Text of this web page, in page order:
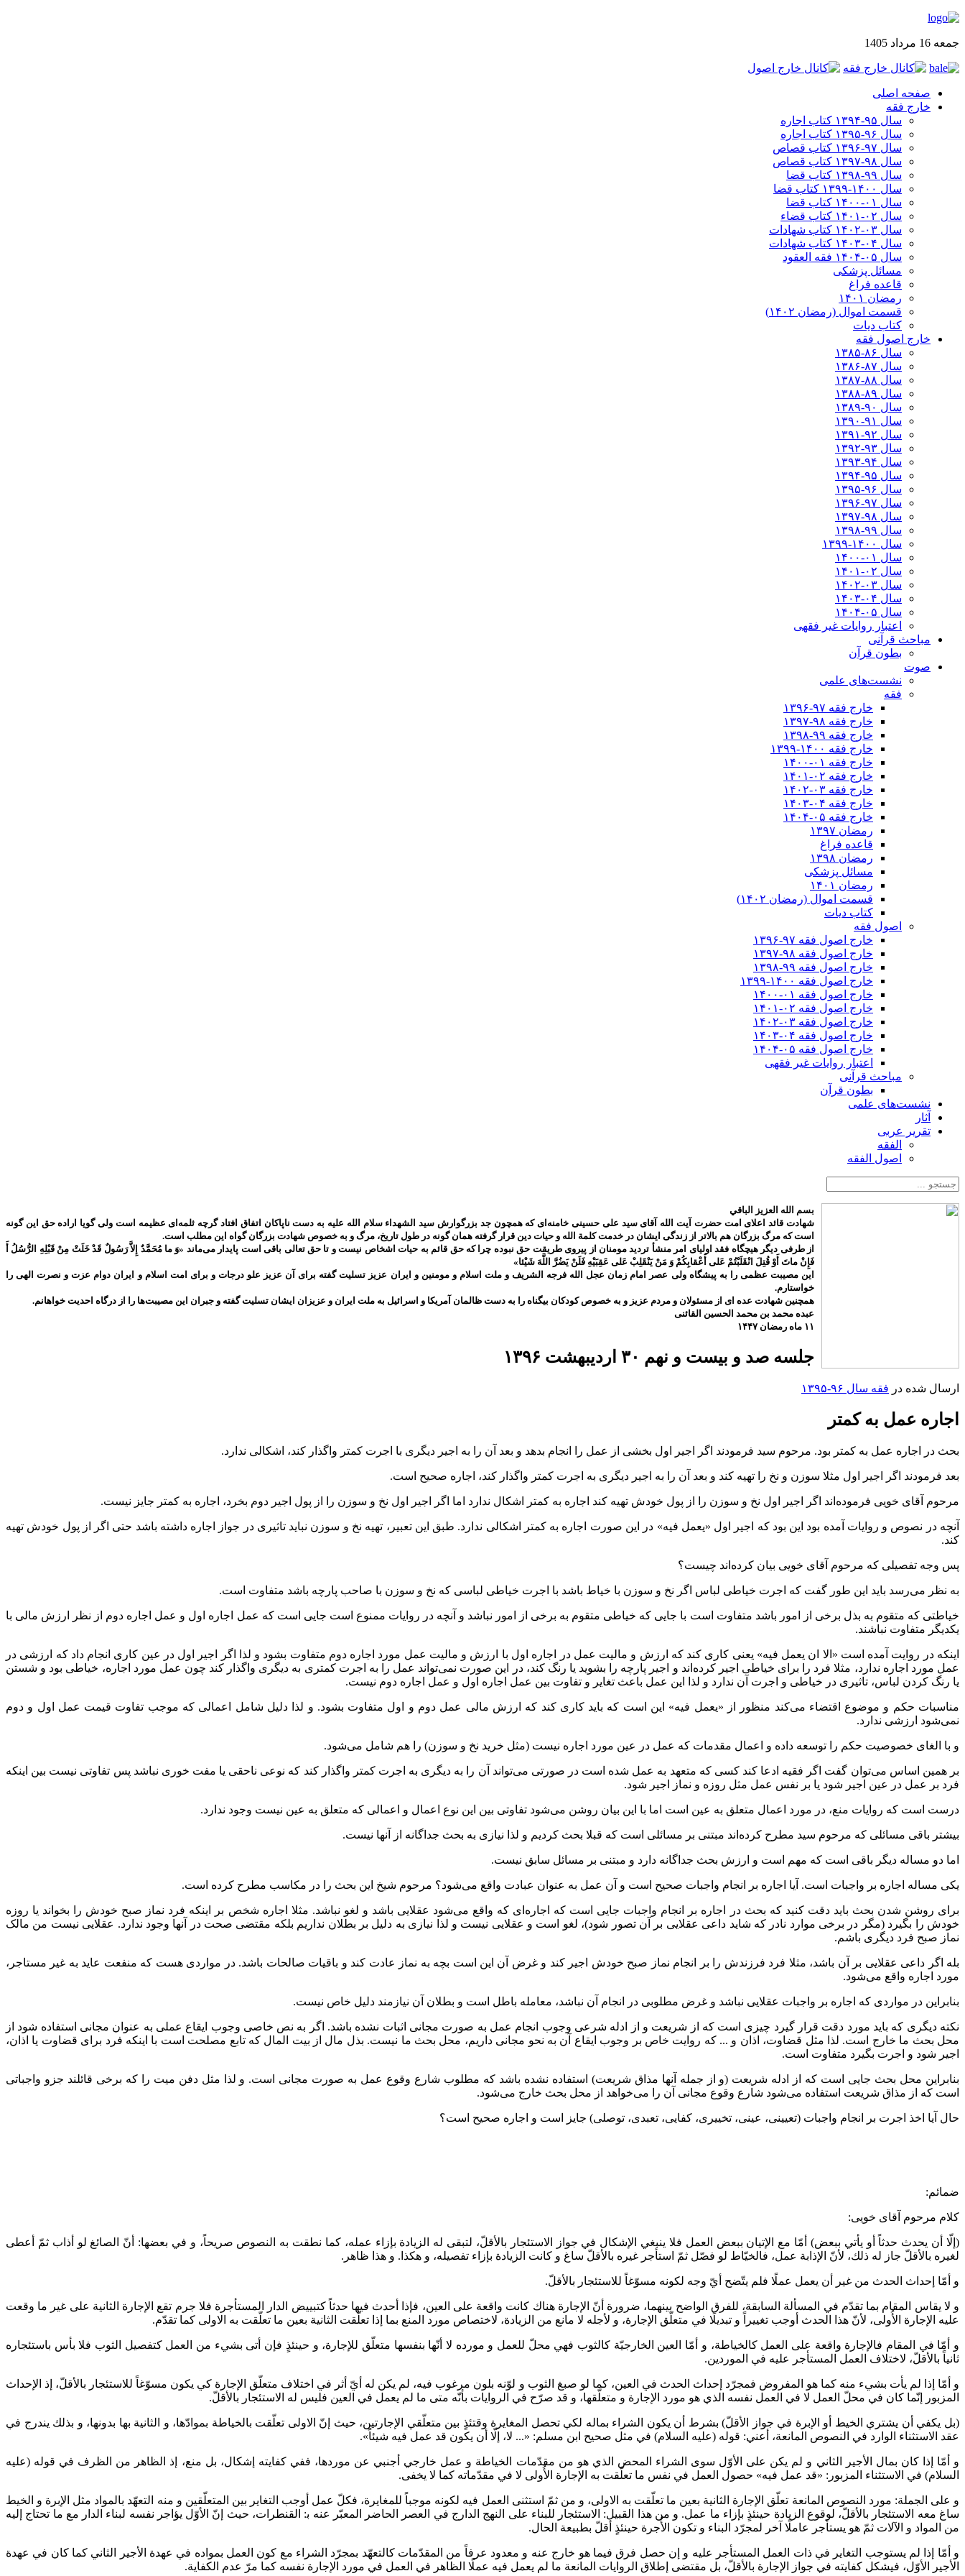
جمعه 16 مرداد 1405
صفحه اصلی
خارج فقه
سال ۹۵-۱۳۹۴ کتاب اجاره
سال ۹۶-۱۳۹۵ کتاب اجاره
سال ۹۷-۱۳۹۶ کتاب قصاص
سال ۹۸-۱۳۹۷ کتاب قصاص
سال ۹۹-۱۳۹۸‍ کتاب قضا
سال ۱۴۰۰-۱۳۹۹ کتاب قضا
سال ۰۱-۱۴۰۰ کتاب قضا
سال ۰۲-۱۴۰۱ کتاب قضاء
سال ۰۳-۱۴۰۲ کتاب شهادات
سال ۰۴-۱۴۰۳ کتاب شهادات
سال ۰۵-۱۴۰۴ فقه العقود
مسائل پزشکی
قاعده فراغ
رمضان ۱۴۰۱
قسمت اموال (رمضان ۱۴۰۲)
کتاب دیات
خارج اصول فقه
سال ۸۶-۱۳۸۵
سال ۸۷-۱۳۸۶
سال ۸۸-۱۳۸۷
سال ۸۹-۱۳۸۸
سال ۹۰-۱۳۸۹
سال ۹۱-۱۳۹۰
سال ۹۲-۱۳۹۱
سال ۹۳-۱۳۹۲
سال ۹۴-۱۳۹۳
سال ۹۵-۱۳۹۴
سال ۹۶-۱۳۹۵
سال ۹۷-۱۳۹۶
سال ۹۸-۱۳۹۷
سال ۹۹-۱۳۹۸‍
سال ۱۴۰۰-۱۳۹۹
سال ۰۱-۱۴۰۰
سال ۰۲-۱۴۰۱
سال ۰۳-۱۴۰۲
سال ۰۴-۱۴۰۳
سال ۰۵-۱۴۰۴
اعتبار روایات غیر فقهی
مباحث قرآنی
بطون قرآن
صوت
نشست‌های علمی
فقه
خارج فقه ۹۷-۱۳۹۶
خارج فقه ۹۸-۱۳۹۷
خارج فقه ۹۹-۱۳۹۸
خارج فقه ۱۴۰۰-۱۳۹۹
خارج فقه ۰۱-۱۴۰۰
خارج فقه ۰۲-۱۴۰۱
خارج فقه ۰۳-۱۴۰۲
خارج فقه ۰۴-۱۴۰۳
خارج فقه ۰۵-۱۴۰۴
رمضان ۱۳۹۷
قاعده فراغ
رمضان ۱۳۹۸
مسائل پزشکی
رمضان ۱۴۰۱
قسمت اموال (رمضان ۱۴۰۲)
کتاب دیات
اصول فقه
خارج اصول فقه ۹۷-۱۳۹۶
خارج اصول فقه ۹۸-۱۳۹۷
خارج اصول فقه ۹۹-۱۳۹۸
خارج اصول فقه ۱۴۰۰-۱۳۹۹
خارج اصول فقه ۰۱-۱۴۰۰
خارج اصول فقه ۰۲-۱۴۰۱
خارج اصول فقه ۰۳-۱۴۰۲
خارج اصول فقه ۰۴-۱۴۰۳
خارج اصول فقه ۰۵-۱۴۰۴
اعتبار روایات غیر فقهی
مباحث قرآنی
بطون قرآن
نشست‌های علمی
آثار
تقریر عربی
الفقه
اصول الفقه
بسم الله العزیز الباقي
شهادت قائد اعلای امت حضرت آیت الله آقای سید علی حسینی خامنه‌ای که همچون جد بزرگوارش سید الشهداء سلام الله علیه به دست ناپاکان اتفاق افتاد گرچه ثلمه‌ای عظیمه است ولی گویا اراده حق این گونه
است که مرگ بزرگان هم بالاتر از زندگی ایشان در خدمت کلمة الله و حیات دین قرار گرفته همان گونه در طول تاریخ، مرگ و به خصوص شهادت بزرگان گواه این مطلب است.
از طرفی دیگر هیچگاه فقد اولیای امر منشأ تردید مومنان از پیروی طریقت حق نبوده چرا که حق قائم به حیات اشخاص نیست و تا حق تعالی باقی است پایدار می‌ماند «وَ ما مُحَمَّدٌ إِلاَّ رَسُولٌ قَدْ خَلَتْ مِنْ قَبْلِهِ الرُّسُلُ أَ
فَإِنْ ماتَ أَوْ قُتِلَ انْقَلَبْتُمْ عَلى‌ أَعْقابِكُمْ وَ مَنْ يَنْقَلِبْ عَلى‌ عَقِبَيْهِ فَلَنْ يَضُرَّ اللَّهَ شَيْئا»
این مصیبت عظمی را به پیشگاه ولی عصر امام زمان عجل الله فرجه الشریف و ملت اسلام و مومنین و ایران عزیز تسلیت گفته برای آن عزیز علو درجات و برای امت اسلام و ایران دوام عزت و نصرت الهی را
خواستارم.
همچنین شهادت عده ای از مسئولان و مردم عزیز و به خصوص کودکان بیگناه را به دست ظالمان آمریکا و اسرائیل به ملت ایران و عزیزان ایشان تسلیت گفته و جبران این مصیبت‌ها را از درگاه احدیت خواهانم.
عبده محمد بن محمد الحسین القائنی
۱۱ ماه رمضان ۱۴۴۷
جلسه صد و بیست و نهم ۳۰ اردیبهشت ۱۳۹۶
ارسال شده در فقه سال ۹۶-۱۳۹۵
اجاره عمل به کمتر
بحث در اجاره عمل به کمتر بود. مرحوم سید فرمودند اگر اجیر اول بخشی از عمل را انجام بدهد و بعد آن را به اجیر دیگری با اجرت کمتر واگذار کند، اشکالی ندارد.
بعد فرمودند اگر اجیر اول مثلا سوزن و نخ را تهیه کند و بعد آن را به اجیر دیگری به اجرت کمتر واگذار کند، اجاره صحیح است.
مرحوم آقای خویی فرموده‌اند اگر اجیر اول نخ و سوزن را از پول خودش تهیه کند اجاره به کمتر اشکال ندارد اما اگر اجیر اول نخ و سوزن را از پول اجیر دوم بخرد، اجاره به کمتر جایز نیست.
آنچه در نصوص و روایات آمده بود این بود که اجیر اول «یعمل فیه» در این صورت اجاره به کمتر اشکالی ندارد. طبق این تعبیر، تهیه نخ و سوزن نباید تاثیری در جواز اجاره داشته باشد حتی اگر از پول خودش تهیه
کند.
پس وجه تفصیلی که مرحوم آقای خویی بیان کرده‌اند چیست؟
به نظر می‌رسد باید این طور گفت که اجرت خیاطی لباس اگر نخ و سوزن با خیاط باشد با اجرت خیاطی لباسی که نخ و سوزن با صاحب پارچه باشد متفاوت است.
خیاطتی که متقوم به بذل برخی از امور باشد متفاوت است با جایی که خیاطی متقوم به برخی از امور نباشد و آنچه در روایات ممنوع است جایی است که عمل اجاره اول و عمل اجاره دوم از نظر ارزش مالی با
یکدیگر متفاوت نباشند.
اینکه در روایت آمده است «الا ان یعمل فیه» یعنی کاری کند که ارزش و مالیت عمل در اجاره اول با ارزش و مالیت عمل مورد اجاره دوم متفاوت بشود و لذا اگر اجیر اول در عین کاری انجام داد که ارزشی در
عمل مورد اجاره ندارد، مثلا فرد را برای خیاطی اجیر کرده‌اند و اجیر پارچه را بشوید یا رنگ کند، در این صورت نمی‌تواند عمل را به اجرت کمتری به دیگری واگذار کند چون عمل مورد اجاره، خیاطی بود و شستن
یا رنگ کردن لباس، تاثیری در خیاطی و اجرت آن ندارد و لذا این عمل باعث تغایر و تفاوت بین عمل اجاره اول و عمل اجاره دوم نیست.
مناسبات حکم و موضوع اقتضاء می‌کند منظور از «یعمل فیه» این است که باید کاری کند که ارزش مالی عمل دوم و اول متفاوت بشود. و لذا دلیل شامل اعمالی که موجب تفاوت قیمت عمل اول و دوم
نمی‌شود ارزشی ندارد.
و با الغای خصوصیت حکم را توسعه داده و اعمال مقدمات که عمل در عین مورد اجاره نیست (مثل خرید نخ و سوزن) را هم شامل می‌شود.
بر همین اساس می‌توان گفت اگر فقیه ادعا کند کسی که متعهد به عمل شده است در صورتی می‌تواند آن را به دیگری به اجرت کمتر واگذار کند که نوعی ناحقی یا مفت خوری نباشد پس تفاوتی نیست بین اینکه
فرد بر عمل در عین اجیر شود یا بر نفس عمل مثل روزه و نماز اجیر شود.
درست است که روایات منع، در مورد اعمال متعلق به عین است اما با این بیان روشن می‌شود تفاوتی بین این نوع اعمال و اعمالی که متعلق به عین نیست وجود ندارد.
بیشتر باقی مسائلی که مرحوم سید مطرح کرده‌اند مبتنی بر مسائلی است که قبلا بحث کردیم و لذا نیازی به بحث جداگانه از آنها نیست.
اما دو مساله دیگر باقی است که مهم است و ارزش بحث جداگانه دارد و مبتنی بر مسائل سابق نیست.
یکی مساله اجاره بر واجبات است. آیا اجاره بر انجام واجبات صحیح است و آن عمل به عنوان عبادت واقع می‌شود؟ مرحوم شیخ این بحث را در مکاسب مطرح کرده است.
برای روشن شدن بحث باید دقت کنید که بحث در اجاره بر انجام واجبات جایی است که اجاره‌ای که واقع می‌شود عقلایی باشد و لغو نباشد. مثلا اجاره شخص بر اینکه فرد نماز صبح خودش را بخواند یا روزه
خودش را بگیرد (مگر در برخی موارد نادر که شاید داعی عقلایی بر آن تصور شود)، لغو است و عقلایی نیست و لذا نیازی به دلیل بر بطلان نداریم بلکه مقتضی صحت در آنها وجود ندارد. عقلایی نیست من مالک
نماز صبح فرد دیگری باشم.
بله اگر داعی عقلایی بر آن باشد، مثلا فرد فرزندش را بر انجام نماز صبح خودش اجیر کند و غرض آن این است بچه به نماز عادت کند و باقیات صالحات باشد. در مواردی هست که منفعت عاید به غیر مستاجر،
مورد اجاره واقع می‌شود.
بنابراین در مواردی که اجاره بر واجبات عقلایی نباشد و غرض مطلوبی در انجام آن نباشد، معامله باطل است و بطلان آن نیازمند دلیل خاص نیست.
نکته دیگری که باید مورد دقت قرار گیرد چیزی است که از شریعت و از ادله شرعی وجوب انجام عمل به صورت مجانی اثبات نشده باشد. اگر به نص خاصی وجوب ایقاع عملی به عنوان مجانی استفاده شود از
محل بحث ما خارج است. لذا مثل قضاوت، اذان و ... که روایت خاص بر وجوب ایقاع آن به نحو مجانی داریم، محل بحث ما نیست. بذل مال از بیت المال که تابع مصلحت است با اینکه فرد برای قضاوت یا اذان،
اجیر شود و اجرت بگیرد متفاوت است.
بنابراین محل بحث جایی است که از ادله شریعت (و از جمله آنها مذاق شریعت) استفاده نشده باشد که مطلوب شارع وقوع عمل به صورت مجانی است. و لذا مثل دفن میت را که برخی قائلند جزو واجباتی
است که از مذاق شریعت استفاده می‌شود شارع وقوع مجانی آن را می‌خواهد از محل بحث خارج می‌شود.
حال آیا اخذ اجرت بر انجام واجبات (تعیینی، عینی، تخییری، کفایی، تعبدی، توصلی) جایز است و اجاره صحیح است؟
ضمائم:
کلام مرحوم آقای خویی:
(إلّا أن يحدث حدثاً أو يأتي ببعض) أمّا مع الإتيان ببعض العمل فلا ينبغي الإشكال في جواز الاستئجار بالأقلّ، لتبقى له الزيادة بإزاء عمله، كما نطقت به النصوص صريحاً، و في بعضها: أنّ الصائغ لو أذاب ثمّ أعطى
لغيره بالأقلّ جاز له ذلك، لأنّ الإذابة عمل، فالخيّاط لو فصّل ثمّ استأجر غيره بالأقلّ ساغ و كانت الزيادة بإزاء تفصيله، و هكذا. و هذا ظاهر.
و أمّا إحداث الحدث من غير أن يعمل عملًا فلم يتّضح أيّ وجه لكونه مسوّغاً للاستئجار بالأقلّ.
و لا يقاس المقام بما تقدّم في المسألة السابقة، للفرق الواضح بينهما، ضرورة أنّ الإجارة هناك كانت واقعة على العين، فإذا أحدث فيها حدثاً كتبييض الدار المستأجرة فلا جرم تقع الإجارة الثانية على غير ما وقعت
عليه الإجارة الأُولى، لأنّ هذا الحدث أوجب تغييراً و تبديلًا في متعلّق الإجارة، و لأجله لا مانع من الزيادة، لاختصاص مورد المنع بما إذا تعلّقت الثانية بعين ما تعلّقت به الاولى كما تقدّم.
و أمّا في المقام فالإجارة واقعة على العمل كالخياطة، و أمّا العين الخارجيّة كالثوب فهي محلّ للعمل و مورده لا أنّها بنفسها متعلّق للإجارة، و حينئذٍ فإن أتى بشي‌ء من العمل كتفصيل الثوب فلا بأس باستئجاره
ثانياً بالأقلّ، لاختلاف العمل المستأجر عليه في الموردين.
و أمّا إذا لم يأت بشي‌ء منه كما هو المفروض فمجرّد إحداث الحدث في العين، كما لو صبغ الثوب و لوّنه بلون مرغوب فيه، لم يكن له أيّ أثر في اختلاف متعلّق الإجارة كي يكون مسوّغاً للاستئجار بالأقلّ، إذ الإحداث
المزبور إنّما كان في محلّ العمل لا في العمل نفسه الذي هو مورد الإجارة و متعلّقها، و قد صرّح في الروايات بأنّه متى ما لم يعمل في العين فليس له الاستئجار بالأقلّ.
(بل يكفي أن يشتري الخيط أو الإبرة في جواز الأقلّ) بشرط أن يكون الشراء بماله لكي تحصل المغايرة وقتئذٍ بين متعلّقي الإجارتين، حيث إنّ الاولى تعلّقت بالخياطة بموادّها، و الثانية بها بدونها، و بذلك يندرج في
عقد الاستثناء الوارد في النصوص المانعة، أعني: قوله (عليه السلام) في مثل صحيح ابن مسلم: «... لا، إلّا أن يكون قد عمل فيه شيئاً».
و أمّا إذا كان بمال الأجير الثاني و لم يكن على الأوّل سوى الشراء المحض الذي هو من مقدّمات الخياطة و عمل خارجي أجنبي عن موردها، ففي كفايته إشكال، بل منع، إذ الظاهر من الظرف في قوله (عليه
السلام) في الاستثناء المزبور: «قد عمل فيه» حصول العمل في نفس ما تعلّقت به الإجارة الأُولى‌ لا في مقدّماته كما لا يخفى.
و على الجملة: مورد النصوص المانعة تعلّق الإجارة الثانية بعين ما تعلّقت به الاولى، و من ثمّ استثنى العمل فيه لكونه موجباً للمغايرة، فكلّ عمل أوجب التغاير بين المتعلّقين و منه التعهّد بالمواد مثل الإبرة و الخيط
ساغ معه الاستئجار بالأقلّ، لوقوع الزيادة حينئذٍ بإزاء ما عمل. و من هذا القبيل: الاستئجار للبناء على النهج الدارج في العصر الحاضر المعبّر عنه ب‍: القنطرات، حيث إنّ الأوّل يؤاجر نفسه لبناء الدار مع ما تحتاج إليه
من المواد و الآلات ثمّ هو يستأجر عاملًا آخر لمجرّد البناء و تكون الأُجرة حينئذٍ أقلّ بطبيعة الحال.
و أمّا إذا لم يستوجب التغاير في ذات العمل المستأجر عليه و إن حصل فرق فيما هو خارج عنه و معدود عرفاً من المقدّمات كالتعهّد بمجرّد الشراء مع كون العمل بمواده في عهدة الأجير الثاني كما كان في عهدة
الأجير الأوّل، فيشكل كفايته في جواز الإجارة بالأقلّ، بل مقتضى إطلاق الروايات المانعة ما لم يعمل فيه عملًا الظاهر في العمل في مورد الإجارة نفسه كما مرّ عدم الكفاية.